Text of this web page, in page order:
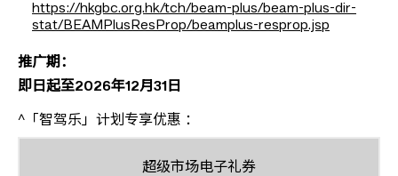
https://hkgbc.org.hk/tch/beam-plus/beam-plus-dir-
stat/BEAMPlusResProp/beamplus-resprop.jsp
推广期：
即日起至2026年12月31日
^「智驾乐」计划专享优惠 ：
超级市场电子礼券